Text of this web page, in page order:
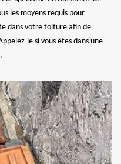
les moyens requis pour
dans votre toiture afin de
le si vous êtes dans une